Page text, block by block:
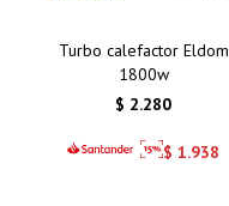
Turbo calefactor Eldom
1800w
$ 2.280
$ 1.938